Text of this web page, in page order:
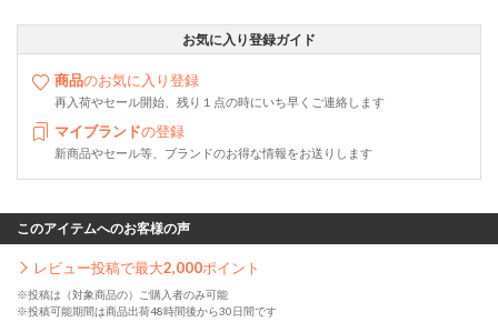
お気に入り登録ガイド
商品のお気に入り登録
再入荷やセール開始、残り１点の時にいち早くご連絡します
マイブランドの登録
新商品やセール等、ブランドのお得な情報をお送りします
このアイテムへのお客様の声
レビュー投稿で最大2,000ポイント
※投稿は（対象商品の）ご購入者のみ可能
※投稿可能期間は商品出荷48時間後から30日間です